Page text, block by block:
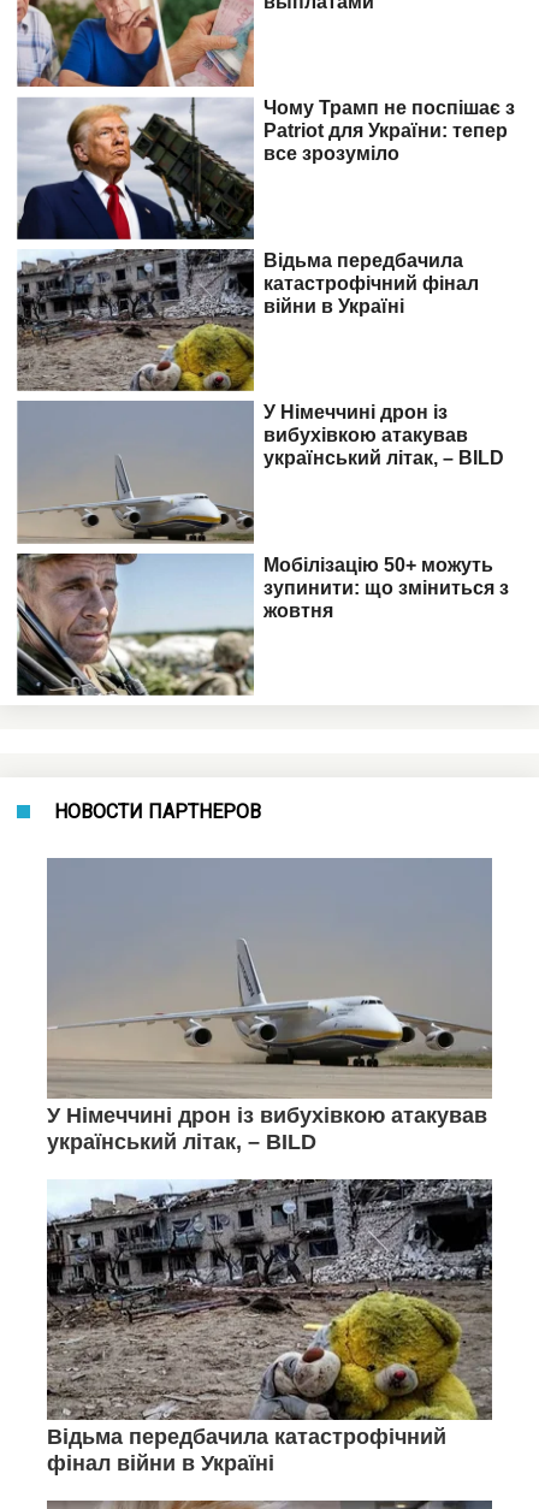
НОВОСТИ ПАРТНЕРОВ